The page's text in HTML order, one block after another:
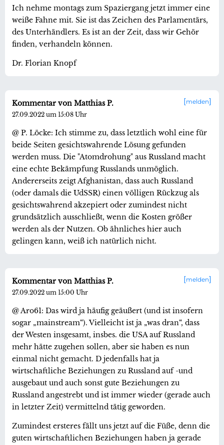
Ich nehme montags zum Spaziergang jetzt immer eine
weiße Fahne mit. Sie ist das Zeichen des Parlamentärs,
des Unterhändlers. Es ist an der Zeit, dass wir Gehör
finden, verhandeln können.
Dr. Florian Knopf
melden
Kommentar von Matthias P.
27.09.2022 um 15:08 Uhr
@ P. Löcke: Ich stimme zu, dass letztlich wohl eine für
beide Seiten gesichtswahrende Lösung gefunden
werden muss. Die "Atomdrohung" aus Russland macht
eine echte Bekämpfung Russlands unmöglich.
Andererseits zeigt Afghanistan, dass auch Russland
(oder damals die UdSSR) einen völligen Rückzug als
gesichtswahrend akzepiert oder zumindest nicht
grundsätzlich ausschließt, wenn die Kosten größer
werden als der Nutzen. Ob ähnliches hier auch
gelingen kann, weiß ich natürlich nicht.
melden
Kommentar von Matthias P.
27.09.2022 um 15:00 Uhr
@ Aro61: Das wird ja häufig geäußert (und ist insofern
sogar „mainstream“). Vielleicht ist ja „was dran“, dass
der Westen insgesamt, insbes. die USA auf Russland
mehr hätte zugehen sollen, aber sie haben es nun
einmal nicht gemacht. D jedenfalls hat ja
wirtschaftliche Beziehungen zu Russland auf -und
ausgebaut und auch sonst gute Beziehungen zu
Russland angestrebt und ist immer wieder (gerade auch
in letzter Zeit) vermittelnd tätig geworden.
Zumindest ersteres fällt uns jetzt auf die Füße, denn die
guten wirtschaftlichen Beziehungen haben ja gerade